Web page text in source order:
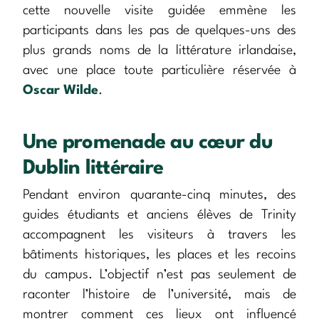
cette nouvelle visite guidée emmène les
participants dans les pas de quelques-uns des
plus grands noms de la littérature irlandaise,
avec une place toute particulière réservée à
Oscar Wilde.
Une promenade au cœur du
Dublin littéraire
Pendant environ quarante-cinq minutes, des
guides étudiants et anciens élèves de Trinity
accompagnent les visiteurs à travers les
bâtiments historiques, les places et les recoins
du campus. L’objectif n’est pas seulement de
raconter l’histoire de l’université, mais de
montrer comment ces lieux ont influencé